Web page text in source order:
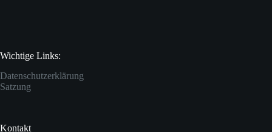
Wichtige Links:
Datenschutzerklärung
Satzung
Kontakt